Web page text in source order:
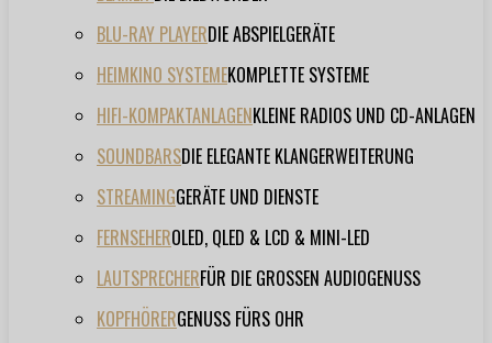
BLU-RAY PLAYERDIE ABSPIELGERÄTE
HEIMKINO SYSTEMEKOMPLETTE SYSTEME
HIFI-KOMPAKTANLAGENKLEINE RADIOS UND CD-ANLAGEN
SOUNDBARSDIE ELEGANTE KLANGERWEITERUNG
STREAMINGGERÄTE UND DIENSTE
FERNSEHEROLED, QLED & LCD & MINI-LED
LAUTSPRECHERFÜR DIE GROSSEN AUDIOGENUSS
KOPFHÖRERGENUSS FÜRS OHR